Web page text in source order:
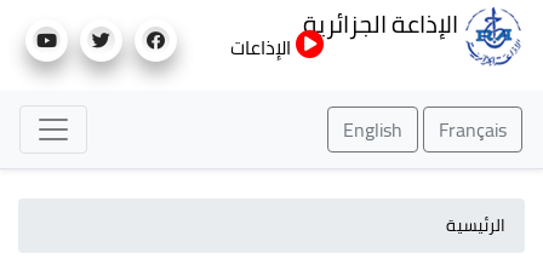
إلى
الإذاعة الجزائرية
الإذاعات
Français
English
الرئيسية